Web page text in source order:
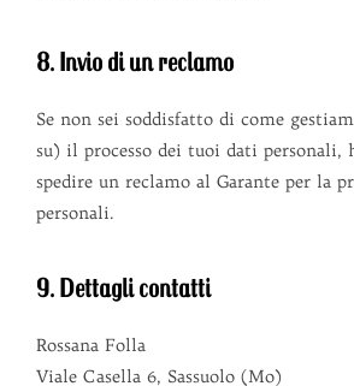
8. Invio di un reclamo
Se non sei soddisfatto di come
su) il processo dei tuoi dati
spedire un reclamo al Garante per la
personali.
9. Dettagli contatti
Rossana Folla
Viale Casella 6, Sassuolo (Mo)